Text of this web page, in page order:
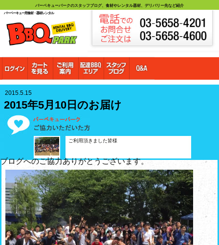
バーベキューパークのスタッフブログ、食材やレンタル器材、デリバリー先など紹介
バーベーキュー用食材・器材レンタル
2015.5.15
2015年5月10日のお届け
ご利用頂きました皆様
ブログへのご協力ありがとうございます。